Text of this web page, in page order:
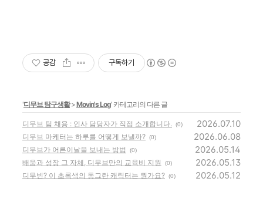
공감 구독하기
'디무브 탐구생활>Movin's Log' 카테고리의 다른 글
디무브 팀 채용 : 인사 담당자가 직접 소개합니다. (0) 2026.07.10
디무브 마케터는 하루를 어떻게 보낼까? (0) 2026.06.08
디무브가 어른이날을 보내는 방법 (0) 2026.05.14
배움과 성장 그 자체, 디무브만의 교육비 지원 (0) 2026.05.13
디무빈? 이 초록색의 동그란 캐릭터는 뭔가요? (0) 2026.05.12